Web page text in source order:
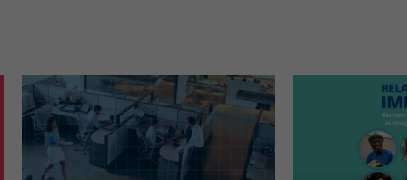
durante o período.